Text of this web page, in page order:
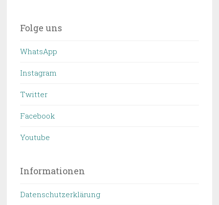
Folge uns
WhatsApp
Instagram
Twitter
Facebook
Youtube
Informationen
Datenschutzerklärung